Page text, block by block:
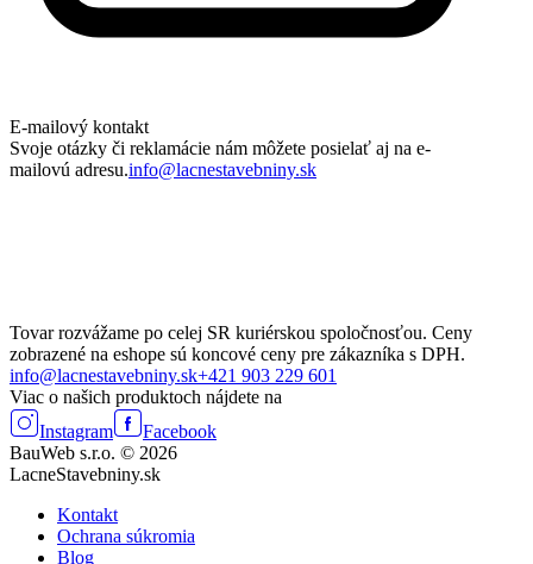
E-mailový kontakt
Svoje otázky či reklamácie nám môžete posielať aj na e-
mailovú adresu.info@lacnestavebniny.sk
Tovar rozvážame po celej SR kuriérskou spoločnosťou. Ceny
zobrazené na eshope sú koncové ceny pre zákazníka s DPH.
info@lacnestavebniny.sk+421 903 229 601
Viac o našich produktoch nájdete na
Instagram
Facebook
BauWeb s.r.o. © 2026
LacneStavebniny.sk
Kontakt
Ochrana súkromia
Blog